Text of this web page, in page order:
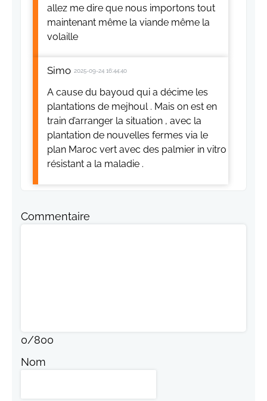
allez me dire que nous importons tout
maintenant même la viande même la
volaille
Simo 2025-09-24 16:44:40
A cause du bayoud qui a décime les
plantations de mejhoul . Mais on est en
train d’arranger la situation , avec la
plantation de nouvelles fermes via le
plan Maroc vert avec des palmier in vitro
résistant a la maladie .
Commentaire
0/800
Nom